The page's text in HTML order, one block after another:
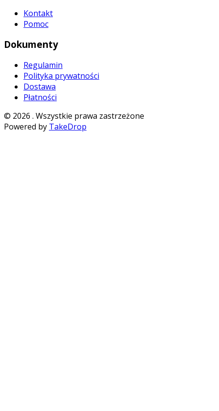
Kontakt
Pomoc
Dokumenty
Regulamin
Polityka prywatności
Dostawa
Płatności
© 2026 . Wszystkie prawa zastrzeżone
Powered by TakeDrop